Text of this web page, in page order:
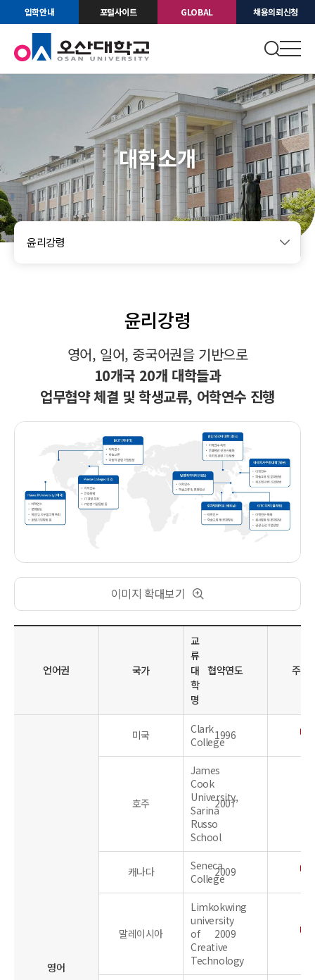
입학안내 포털사이트 GLOBAL 채용의뢰신청
대학소개
윤리강령
윤리강령
영어, 일어, 중국어권을 기반으로
10개국 20개 대학들과
업무협약 체결 및 학생교류, 어학연수 진행
이미지 확대보기
언어권 국가
교
류
대
학
명
협약연도 주요
영어
미국
Clark
College1996
호주
James
Cook
University,
Sarina
Russo
School
2007
캐나다
Seneca
College2009
말레이시아
Limkokwing
university
of
Creative
Technology
2009